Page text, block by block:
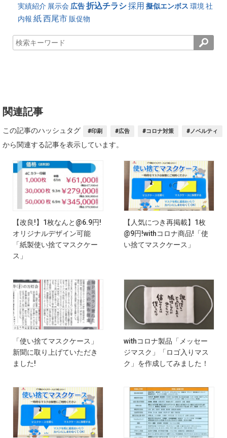
実績紹介 展示会 広告折込チラシ採用 擬似エンボス 環境 社
内報 紙西尾市 販促物
関連記事
この記事のハッシュタグ #印刷 #広告 #コロナ対策 #ノベルティ
から関連する記事を表示しています。
【改良!】1枚なんと@6.9円!
オリジナルデザイン可能
「紙製使い捨てマスクケー
ス」
【人気につき再掲載】1枚
@9円!withコロナ商品!「使
い捨てマスクケース」
「使い捨てマスクケース」
新聞に取り上げていただき
ました!
withコロナ製品「メッセー
ジマスク」「ロゴ入りマス
ク」を作成してみました！